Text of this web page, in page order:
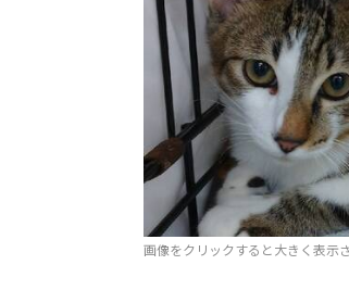
画像をクリックすると大きく表示